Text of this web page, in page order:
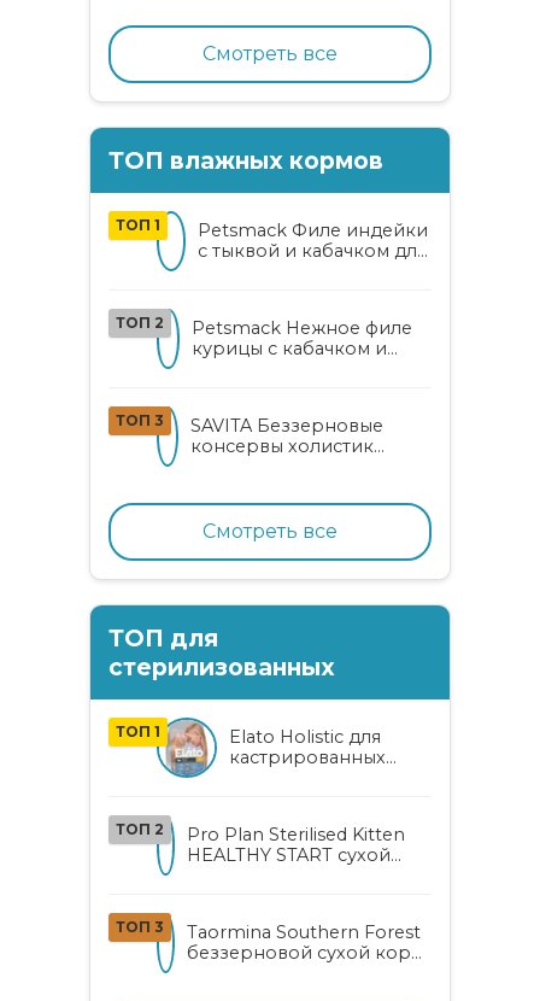
рыбой, коноплей и алоэ
вера
Смотреть все
ТОП влажных кормов
ТОП 1
Petsmack Филе индейки
с тыквой и кабачком для
ТОП 2
Petsmack Нежное филе
курицы с кабачком и
ТОП 3
SAVITA Беззерновые
консервы холистик
Смотреть все
ТОП для
стерилизованных
ТОП 1
Elato Holistic для
кастрированных
уткой
ТОП 2
Pro Plan Sterilised Kitten
HEALTHY START сухой
лососем
ТОП 3
Taormina Southern Forest
беззерновой сухой корм